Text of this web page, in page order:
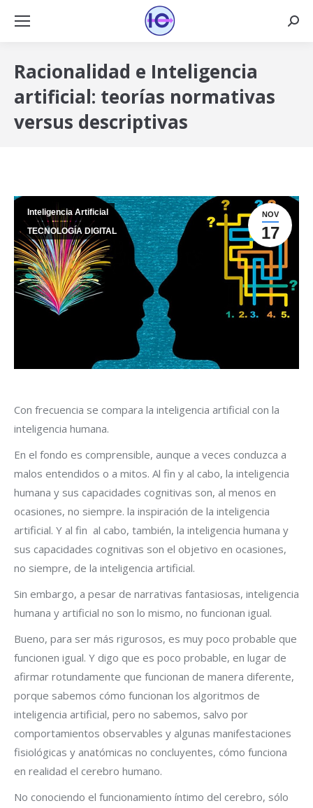
Racionalidad e Inteligencia
artificial: teorías normativas
versus descriptivas
NOV
17
Inteligencia Artificial
TECNOLOGÍA DIGITAL
Con frecuencia se compara la inteligencia artificial con la
inteligencia humana.
En el fondo es comprensible, aunque a veces conduzca a
malos entendidos o a mitos. Al fin y al cabo, la inteligencia
humana y sus capacidades cognitivas son, al menos en
ocasiones, no siempre. la inspiración de la inteligencia
artificial. Y al fin al cabo, también, la inteligencia humana y
sus capacidades cognitivas son el objetivo en ocasiones,
no siempre, de la inteligencia artificial.
Sin embargo, a pesar de narrativas fantasiosas, inteligencia
humana y artificial no son lo mismo, no funcionan igual.
Bueno, para ser más rigurosos, es muy poco probable que
funcionen igual. Y digo que es poco probable, en lugar de
afirmar rotundamente que funcionan de manera diferente,
porque sabemos cómo funcionan los algoritmos de
inteligencia artificial, pero no sabemos, salvo por
comportamientos observables y algunas manifestaciones
fisiológicas y anatómicas no concluyentes, cómo funciona
en realidad el cerebro humano.
No conociendo el funcionamiento íntimo del cerebro, sólo